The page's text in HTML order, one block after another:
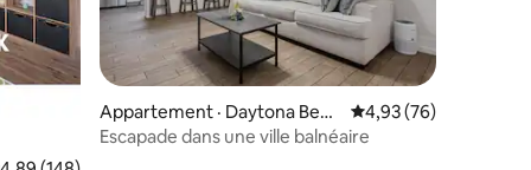
Appartement · Daytona Beac
h
Note moyenne de
4,93 (76)
Escapade dans une ville balnéaire